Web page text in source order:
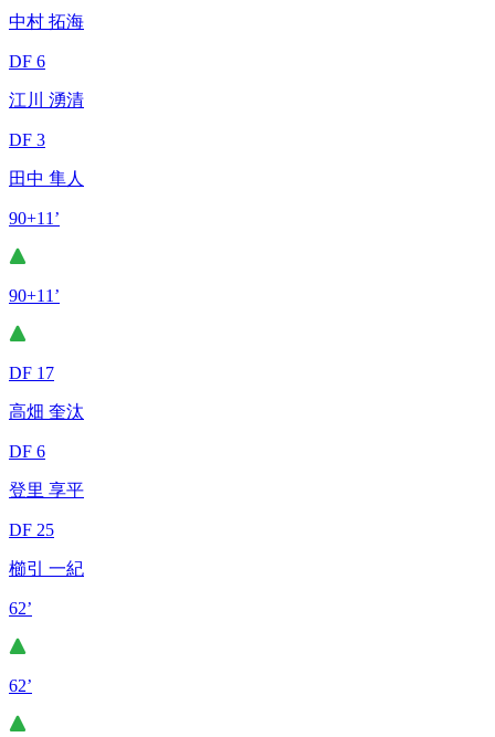
中村 拓海
DF 6
江川 湧清
DF 3
田中 隼人
90+11’
90+11’
DF 17
高畑 奎汰
DF 6
登里 享平
DF 25
櫛引 一紀
62’
62’